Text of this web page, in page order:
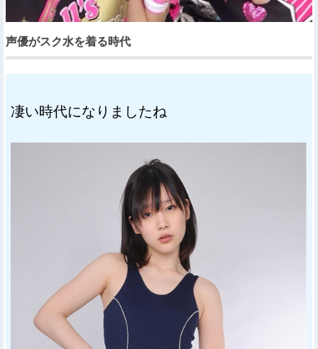
声優がスク水を着る時代
凄い時代になりましたね